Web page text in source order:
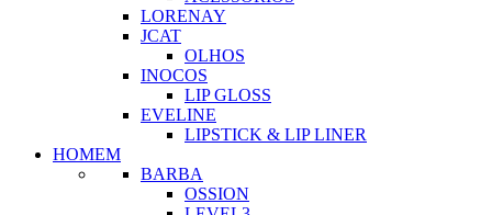
LORENAY
JCAT
OLHOS
INOCOS
LIP GLOSS
EVELINE
LIPSTICK & LIP LINER
HOMEM
BARBA
OSSION